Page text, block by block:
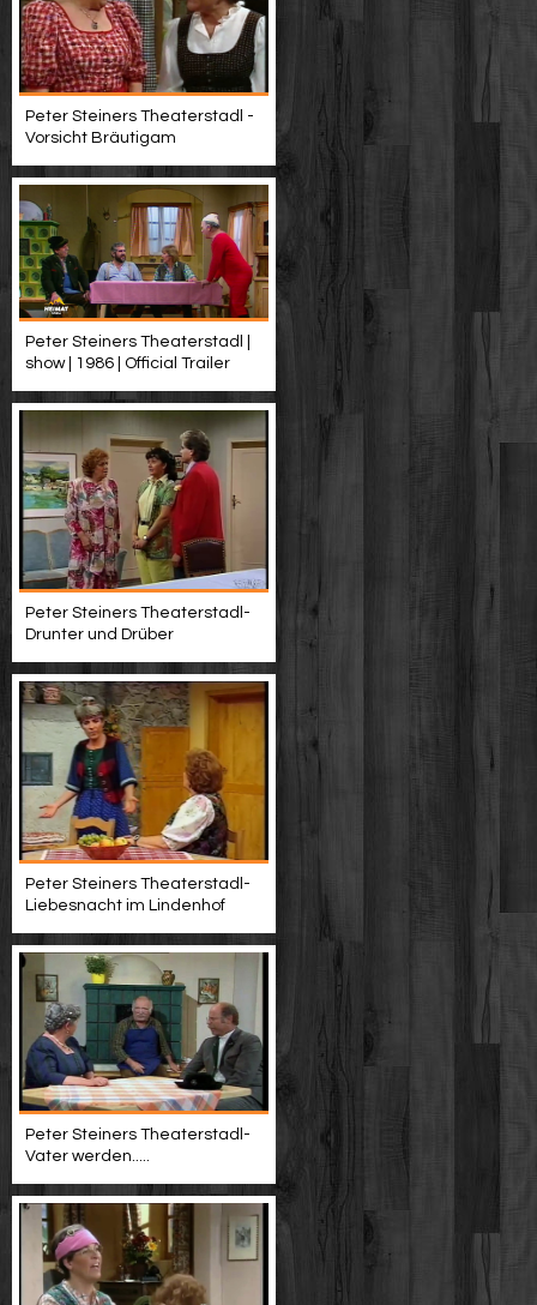
Peter Steiners Theaterstadl -
Vorsicht Bräutigam
Peter Steiners Theaterstadl |
show | 1986 | Official Trailer
Peter Steiners Theaterstadl-
Drunter und Drüber
Peter Steiners Theaterstadl-
Liebesnacht im Lindenhof
Peter Steiners Theaterstadl-
Vater werden.....